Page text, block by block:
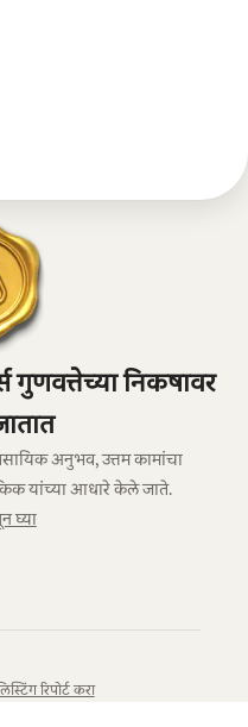
गुणवत्तेच्या निकषावर
अनुभव, उत्तम कामांचा
यांच्या आधारे केले जाते.
घ्या
रिपोर्ट करा